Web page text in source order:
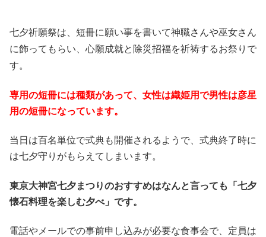
七夕祈願祭は、短冊に願い事を書いて神職さんや巫女さん
に飾ってもらい、心願成就と除災招福を祈祷するお祭りで
す。
専用の短冊には種類があって、女性は織姫用で男性は彦星
用の短冊になっています。
当日は百名単位で式典も開催されるようで、式典終了時に
は七夕守りがもらえてしまいます。
東京大神宮七夕まつりのおすすめはなんと言っても「七夕
懐石料理を楽しむ夕べ」です。
電話やメールでの事前申し込みが必要な食事会で、定員は